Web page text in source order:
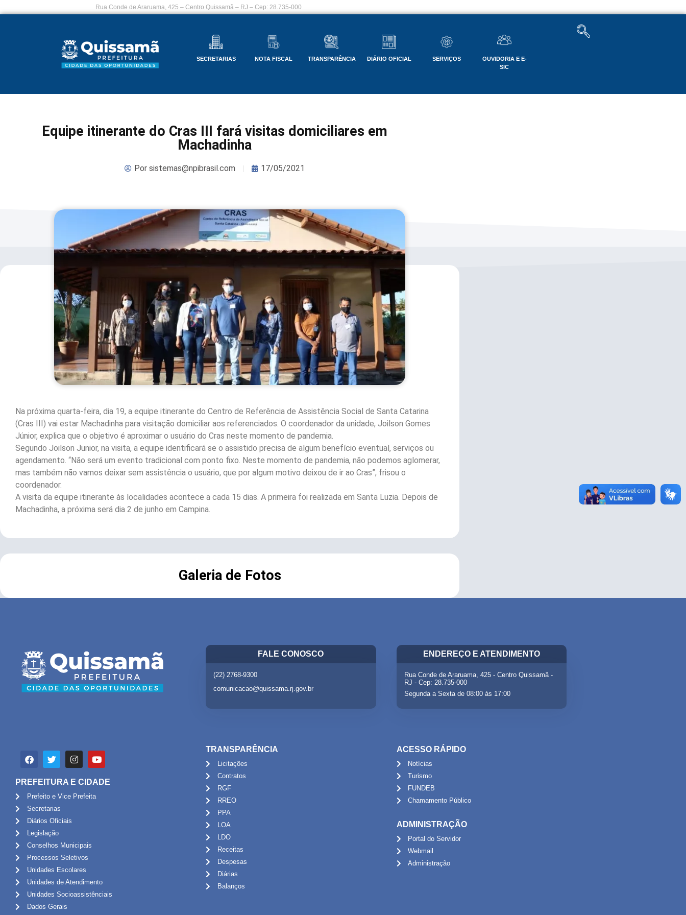
Rua Conde de Araruama, 425 – Centro Quissamã – RJ – Cep: 28.735-000
SECRETARIAS NOTA FISCAL TRANSPARÊNCIA DIÁRIO OFICIAL SERVIÇOS
OUVIDORIA E E-
SIC
Equipe itinerante do Cras III fará visitas domiciliares em
Machadinha
Porsistemas@npibrasil.com 17/05/2021
Na próxima quarta-feira, dia 19, a equipe itinerante do Centro de Referência de Assistência Social de Santa Catarina
(Cras III) vai estar Machadinha para visitação domiciliar aos referenciados. O coordenador da unidade, Joilson Gomes
Júnior, explica que o objetivo é aproximar o usuário do Cras neste momento de pandemia.
Segundo Joilson Junior, na visita, a equipe identificará se o assistido precisa de algum benefício eventual, serviços ou
agendamento. “Não será um evento tradicional com ponto fixo. Neste momento de pandemia, não podemos aglomerar,
mas também não vamos deixar sem assistência o usuário, que por algum motivo deixou de ir ao Cras”, frisou o
coordenador.
A visita da equipe itinerante às localidades acontece a cada 15 dias. A primeira foi realizada em Santa Luzia. Depois de
Machadinha, a próxima será dia 2 de junho em Campina.
Galeria de Fotos
FALE CONOSCO
(22) 2768-9300
comunicacao@quissama.rj.gov.br
ENDEREÇO E ATENDIMENTO
Rua Conde de Araruama, 425 - Centro Quissamã -
RJ - Cep: 28.735-000
Segunda a Sexta de 08:00 às 17:00
PREFEITURA E CIDADE
Prefeito e Vice Prefeita
Secretarias
Diários Oficiais
Legislação
Conselhos Municipais
Processos Seletivos
Unidades Escolares
Unidades de Atendimento
Unidades Socioassistênciais
Dados Gerais
TRANSPARÊNCIA
Licitações
Contratos
RGF
RREO
PPA
LOA
LDO
Receitas
Despesas
Diárias
Balanços
ACESSO RÁPIDO
Notícias
Turismo
FUNDEB
Chamamento Público
ADMINISTRAÇÃO
Portal do Servidor
Webmail
Administração